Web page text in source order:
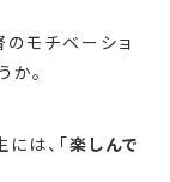
モチベーショ
。
は、「楽しんで